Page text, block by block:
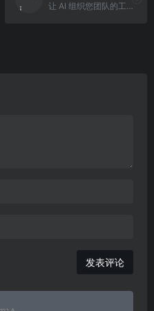
让 AI 组织您团队的工作
发表评论